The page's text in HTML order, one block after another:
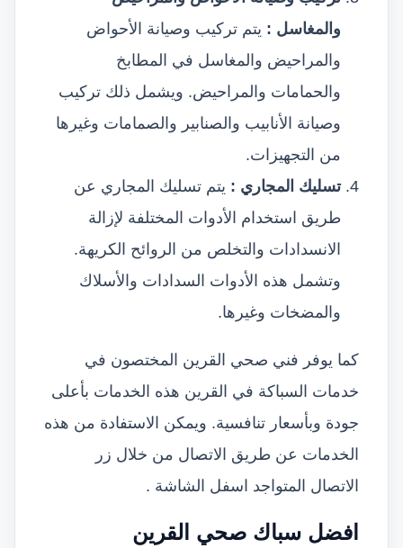
والمغاسل : يتم تركيب وصيانة الأحواض
والمراحيض والمغاسل في المطابخ
والحمامات والمراحيض. ويشمل ذلك تركيب
وصيانة الأنابيب والصنابير والصمامات وغيرها
من التجهيزات.
تسليك المجاري : يتم تسليك المجاري عن
طريق استخدام الأدوات المختلفة لإزالة
الانسدادات والتخلص من الروائح الكريهة.
وتشمل هذه الأدوات السدادات والأسلاك
والمضخات وغيرها.
كما يوفر فني صحي القرين المختصون في
خدمات السباكة في القرين هذه الخدمات بأعلى
جودة وبأسعار تنافسية. ويمكن الاستفادة من هذه
الخدمات عن طريق الاتصال من خلال زر
الاتصال المتواجد اسفل الشاشة .
افضل سباك صحي القرين